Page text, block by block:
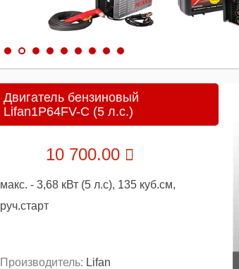
Двигатель бензиновый
Lifan1P64FV-C (5 л.с.)
10 700.00
макс. - 3,68 кВт (5 л.с), 135 куб.см,
руч.старт
Производитель: Lifan